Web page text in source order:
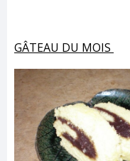
GÂTEAU DU MOIS